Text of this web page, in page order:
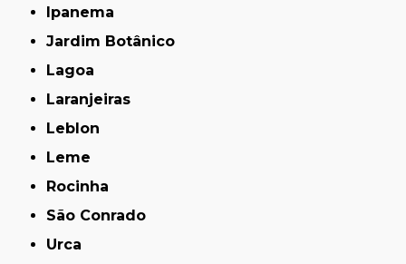
Ipanema
Jardim Botânico
Lagoa
Laranjeiras
Leblon
Leme
Rocinha
São Conrado
Urca